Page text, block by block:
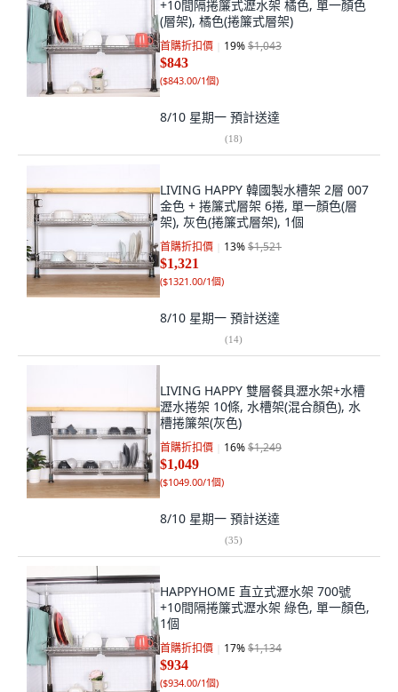
+10間隔捲簾式瀝水架 橘色, 單一顏色
(層架), 橘色(捲簾式層架)
首購折扣價 19%$1,043
$843
($843.00/1個)
8/10 星期一 預計送達
(18)
LIVING HAPPY 韓國製水槽架 2層 007
金色 + 捲簾式層架 6捲, 單一顏色(層
架), 灰色(捲簾式層架), 1個
首購折扣價 13%$1,521
$1,321
($1321.00/1個)
8/10 星期一 預計送達
(14)
LIVING HAPPY 雙層餐具瀝水架+水槽
瀝水捲架 10條, 水槽架(混合顏色), 水
槽捲簾架(灰色)
首購折扣價 16%$1,249
$1,049
($1049.00/1個)
8/10 星期一 預計送達
(35)
HAPPYHOME 直立式瀝水架 700號
+10間隔捲簾式瀝水架 綠色, 單一顏色,
1個
首購折扣價 17%$1,134
$934
($934.00/1個)